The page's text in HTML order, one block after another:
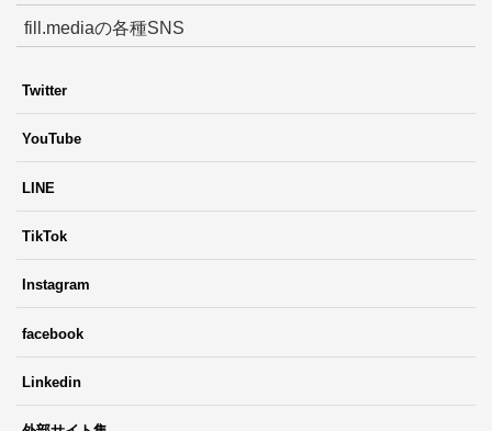
fill.mediaの各種SNS
Twitter
YouTube
LINE
TikTok
Instagram
facebook
Linkedin